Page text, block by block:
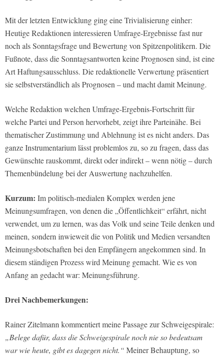
Mit der letzten Entwicklung ging eine Trivialisierung einher:
Heutige Redaktionen interessieren Umfrage-Ergebnisse fast nur
noch als Sonntagsfrage und Bewertung von Spitzenpolitikern. Die
Fußnote, dass die Sonntagsantworten keine Prognosen sind, ist eine
Art Haftungsausschluss. Die redaktionelle Verwertung präsentiert
sie selbstverständlich als Prognosen – und macht damit Meinung.
Welche Redaktion welchen Umfrage-Ergebnis-Fortschritt für
welche Partei und Person hervorhebt, zeigt ihre Parteinähe. Bei
thematischer Zustimmung und Ablehnung ist es nicht anders. Das
ganze Instrumentarium lässt problemlos zu, so zu fragen, dass das
Gewünschte rauskommt, direkt oder indirekt – wenn nötig – durch
Themenbündelung bei der Auswertung nachzuhelfen.
Kurzum: Im politisch-medialen Komplex werden jene
Meinungsumfragen, von denen die „Öffentlichkeit“ erfährt, nicht
verwendet, um zu lernen, was das Volk und seine Teile denken und
meinen, sondern inwieweit die von Politik und Medien versandten
Meinungsbotschaften bei den Empfängern angekommen sind. In
diesem ständigen Prozess wird Meinung gemacht. Wie es von
Anfang an gedacht war: Meinungsführung.
Drei Nachbemerkungen:
Rainer Zitelmann kommentiert meine Passage zur Schweigespirale:
„Belege dafür, dass die Schweigespirale noch nie so bedeutsam
war wie heute, gibt es dagegen nicht.“ Meiner Behauptung, so